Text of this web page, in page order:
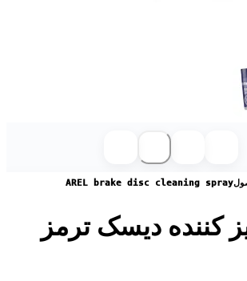
AREL brake disc cleaning spray
کننده دیسک ترمز